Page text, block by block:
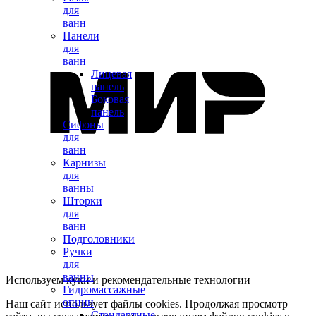
для
ванн
Панели
для
ванн
Лицевая
панель
Боковая
панель
Сифоны
для
ванн
Карнизы
для
ванны
Шторки
для
ванн
Подголовники
Ручки
для
ванны
Гидромассажные
опции
Используем куки и рекомендательные технологии
Наш сайт использует файлы cookies. Продолжая просмотр